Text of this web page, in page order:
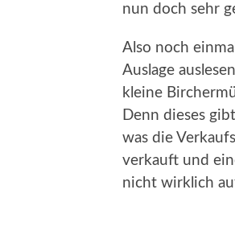
nun doch sehr
Also noch
Auslage
kleine
Denn dieses
was die
verkauft und
nicht wirklich